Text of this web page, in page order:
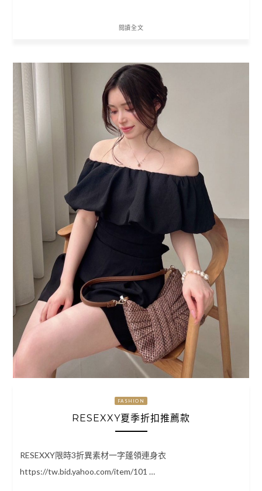
閱讀全文
FASHION
RESEXXY夏季折扣推薦款
RESEXXY限時3折異素材一字蓬領連身衣
https://tw.bid.yahoo.com/item/101 …